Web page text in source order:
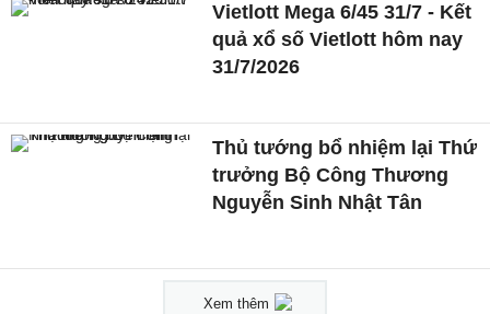
Vietlott Mega 6/45 31/7 - Kết
quả xổ số Vietlott hôm nay
31/7/2026
Thủ tướng bổ nhiệm lại Thứ
trưởng Bộ Công Thương
Nguyễn Sinh Nhật Tân
Xem thêm